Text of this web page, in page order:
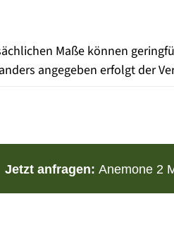
Maße können
angegeben erfolgt der
Jetzt anfragen: Anemone 2